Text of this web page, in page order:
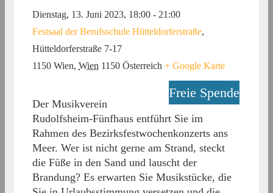
Dienstag, 13. Juni 2023, 18:00 - 21:00
Festsaal der Berufsschule Hütteldorferstraße,
Hütteldorferstraße 7-17
1150 Wien, Wien 1150 Österreich + Google Karte
Freie Spende
Der Musikverein
Rudolfsheim-Fünfhaus entführt Sie im
Rahmen des Bezirksfestwochenkonzerts ans
Meer. Wer ist nicht gerne am Strand, steckt
die Füße in den Sand und lauscht der
Brandung? Es erwarten Sie Musikstücke, die